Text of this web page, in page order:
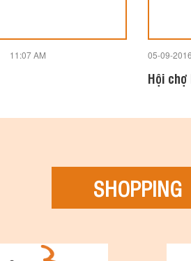
11:07 AM 05-09-2016
Hội
SHOPPING